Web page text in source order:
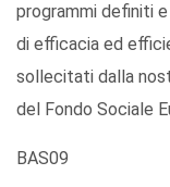
programmi definiti
di efficacia ed
sollecitati dalla
del Fondo Sociale
BAS09